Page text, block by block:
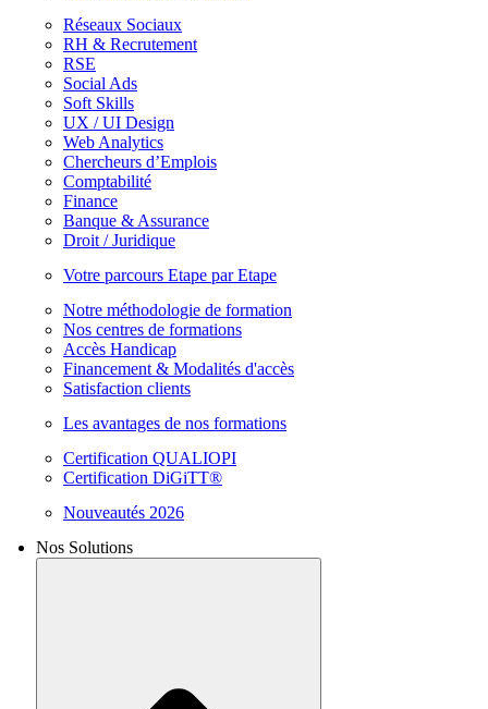
Réseaux Sociaux
RH & Recrutement
RSE
Social Ads
Soft Skills
UX / UI Design
Web Analytics
Chercheurs d’Emplois
Comptabilité
Finance
Banque & Assurance
Droit / Juridique
Votre parcours Etape par Etape
Notre méthodologie de formation
Nos centres de formations
Accès Handicap
Financement & Modalités d'accès
Satisfaction clients
Les avantages de nos formations
Certification QUALIOPI
Certification DiGiTT®
Nouveautés 2026
Nos Solutions